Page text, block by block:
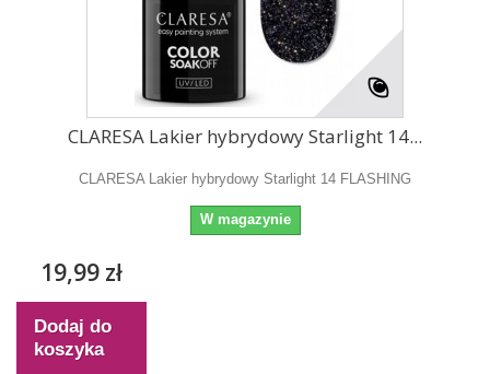
CLARESA Lakier hybrydowy Starlight 14...
CLARESA Lakier hybrydowy Starlight 14 FLASHING
W magazynie
19,99 zł
Dodaj do
koszyka